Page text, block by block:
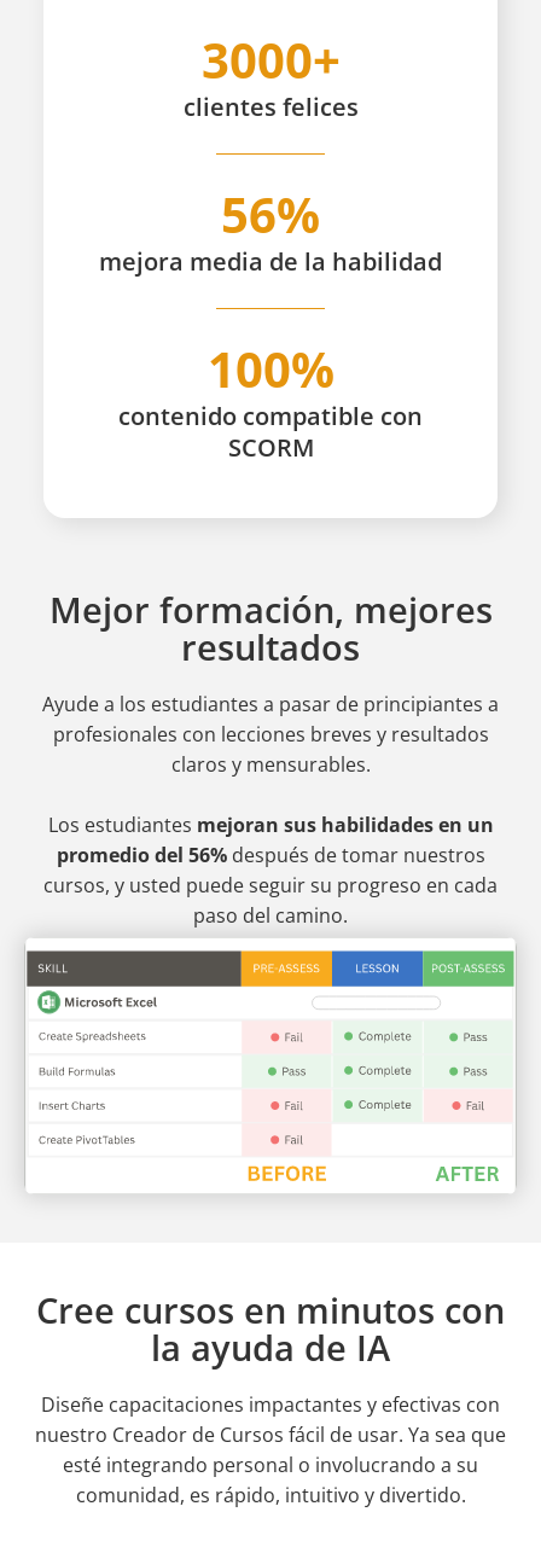
3000+
clientes felices
56%
mejora media de la habilidad
100%
contenido compatible con
SCORM
Mejor formación, mejores
resultados
Ayude a los estudiantes a pasar de principiantes a
profesionales con lecciones breves y resultados
claros y mensurables.
Los estudiantes mejoran sus habilidades en un
promedio del 56%después de tomar nuestros
cursos, y usted puede seguir su progreso en cada
paso del camino.
Cree cursos en minutos con
la ayuda de IA
Diseñe capacitaciones impactantes y efectivas con
nuestro Creador de Cursos fácil de usar. Ya sea que
esté integrando personal o involucrando a su
comunidad, es rápido, intuitivo y divertido.